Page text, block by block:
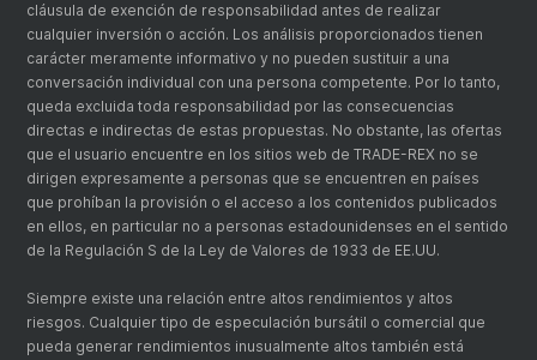
cláusula de exención de responsabilidad antes de realizar
cualquier inversión o acción. Los análisis proporcionados tienen
carácter meramente informativo y no pueden sustituir a una
conversación individual con una persona competente. Por lo tanto,
queda excluida toda responsabilidad por las consecuencias
directas e indirectas de estas propuestas. No obstante, las ofertas
que el usuario encuentre en los sitios web de TRADE-REX no se
dirigen expresamente a personas que se encuentren en países
que prohíban la provisión o el acceso a los contenidos publicados
en ellos, en particular no a personas estadounidenses en el sentido
de la Regulación S de la Ley de Valores de 1933 de EE.UU.
Siempre existe una relación entre altos rendimientos y altos
riesgos. Cualquier tipo de especulación bursátil o comercial que
pueda generar rendimientos inusualmente altos también está